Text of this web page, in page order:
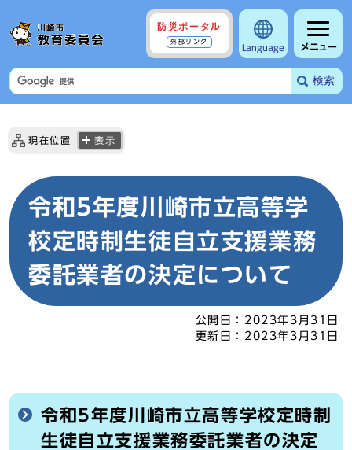
防災ポータル
外部リンク
Language メニュー
検索
現在位置 表示
令和5年度川崎市立高等学
校定時制生徒自立支援業務
委託業者の決定について
公開日： 2023年3月31日
更新日： 2023年3月31日
令和5年度川崎市立高等学校定時制
生徒自立支援業務委託業者の決定